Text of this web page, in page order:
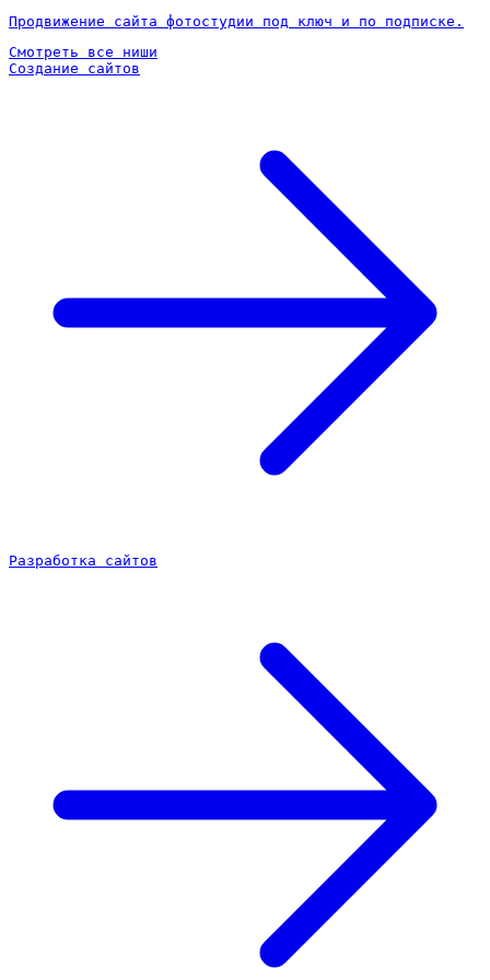
Продвижение сайта фотостудии под ключ и по подписке.
Смотреть все ниши
Создание сайтов
Разработка сайтов